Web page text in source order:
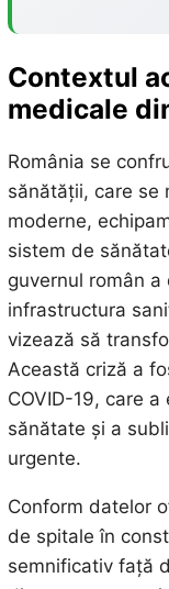
Contextul
medicale
România se
sănătății, care se
moderne,
sistem de
guvernul român
infrastructura
vizează să
Această criză a
COVID-19, care
sănătate și a
urgente.
Conform datelor
de spitale în
semnificativ față